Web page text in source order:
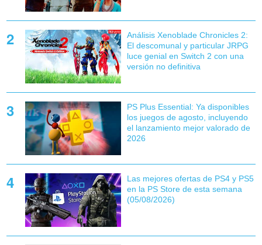
Análisis Xenoblade Chronicles 2:
El descomunal y particular JRPG
luce genial en Switch 2 con una
versión no definitiva
PS Plus Essential: Ya disponibles
los juegos de agosto, incluyendo
el lanzamiento mejor valorado de
2026
Las mejores ofertas de PS4 y PS5
en la PS Store de esta semana
(05/08/2026)